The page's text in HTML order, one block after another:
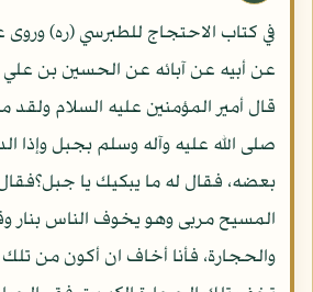
في كتاب الاحتجاج للطبرسي (ره)
عن أبيه عن آبائه عن الحسين بن علي
قال أمير المؤمنين عليه السلام ولقد
صلى الله عليه وآله وسلم بجبل وإذا
بعضه، فقال له ما يبكيك يا
المسيح مربى وهو يخوف الناس بنار
والحجارة، فأنا أخاف ان أكون من تلك